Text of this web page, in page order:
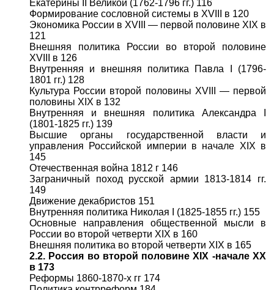
Екатерины II Великой (1762-1796 гг.) 116
Формирование сословной системы в XVIII в 120
Экономика России в XVIII — первой половине XIX в
121
Внешняя политика России во второй половине
XVIII в 126
Внутренняя и внешняя политика Павла I (1796-
1801 гг.) 128
Культура России второй половины XVIII — первой
половины XIX в 132
Внутренняя и внешняя политика Александра I
(1801-1825 гг.) 139
Высшие органы государственной власти и
управления Российской империи в начале XIX в
145
Отечественная война 1812 г 146
Заграничный поход русской армии 1813-1814 гг.
149
Движение декабристов 151
Внутренняя политика Николая I (1825-1855 гг.) 155
Основные направления общественной мысли в
России во второй четверти XIX в 160
Внешняя политика во второй четверти XIX в 165
2.2. Россия во второй половине XIX -начале XX
в 173
Реформы 1860-1870-х гг 174